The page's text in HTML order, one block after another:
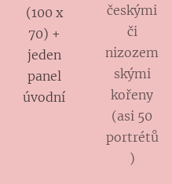
(100 x
70) +
jeden
panel
úvodní
českými
či
nizozem
skými
kořeny
(asi 50
portrétů
)